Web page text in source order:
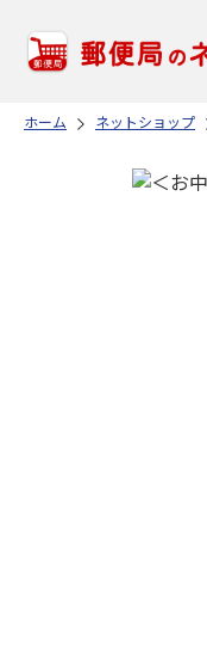
ホーム ネットショップ